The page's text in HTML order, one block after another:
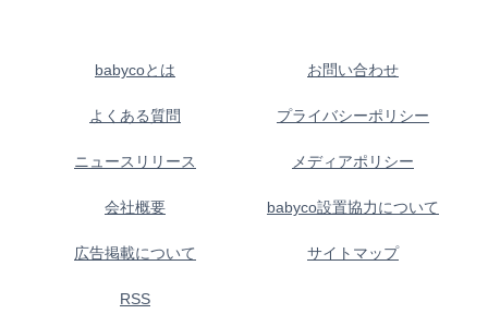
babycoとは お問い合わせ
よくある質問 プライバシーポリシー
ニュースリリース メディアポリシー
会社概要 babyco設置協力について
広告掲載について サイトマップ
RSS